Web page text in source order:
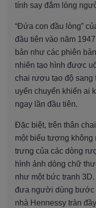
tính say đắm lòng
“Đứa con đầu lòng”
đầu tiên vào năm
bản như các phiên
nhiên tạo hình được
chai rượu tạo độ sang
uyển chuyển khiến ai
ngay lần đầu tiên.
Đặc biệt, trên thân
một biểu tượng không
trưng của các dòng
hình ảnh dòng chữ
như một bức tranh
đưa người dùng bước
nhà Hennessy tràn